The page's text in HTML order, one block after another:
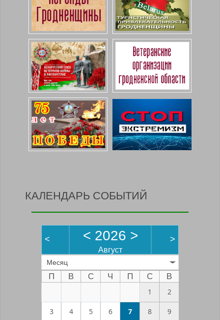
КАЛЕНДАРЬ СОБЫТИЙ
< < 2026 >
Август
>
Месяц
П В С Ч П С
В
1
2
3 4 5 6 7 8 9